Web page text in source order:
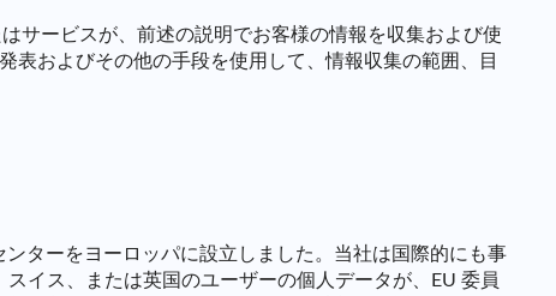
サービスが、前述の説明でお客様の情報を収集および使
表およびその他の手段を使用して、情報収集の範囲、目
ターをヨーロッパに設立しました。当社は国際的にも事
イス、または英国のユーザーの個人データが、EU 委員